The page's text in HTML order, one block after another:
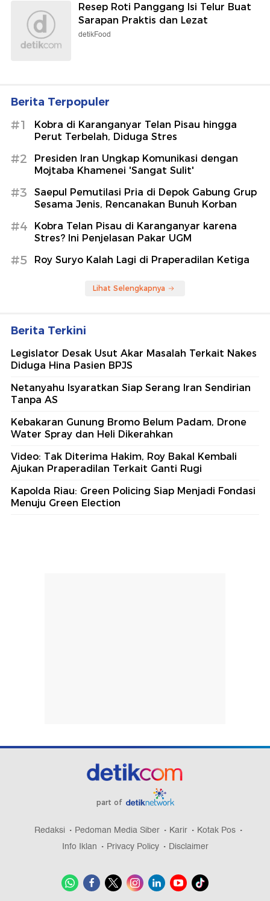
Resep Roti Panggang Isi Telur Buat
Sarapan Praktis dan Lezat
detikFood
Berita Terpopuler
#1
Kobra di Karanganyar Telan Pisau hingga
Perut Terbelah, Diduga Stres
#2
Presiden Iran Ungkap Komunikasi dengan
Mojtaba Khamenei 'Sangat Sulit'
#3
Saepul Pemutilasi Pria di Depok Gabung Grup
Sesama Jenis, Rencanakan Bunuh Korban
#4
Kobra Telan Pisau di Karanganyar karena
Stres? Ini Penjelasan Pakar UGM
#5 Roy Suryo Kalah Lagi di Praperadilan Ketiga
Lihat Selengkapnya
Berita Terkini
Legislator Desak Usut Akar Masalah Terkait Nakes
Diduga Hina Pasien BPJS
Netanyahu Isyaratkan Siap Serang Iran Sendirian
Tanpa AS
Kebakaran Gunung Bromo Belum Padam, Drone
Water Spray dan Heli Dikerahkan
Video: Tak Diterima Hakim, Roy Bakal Kembali
Ajukan Praperadilan Terkait Ganti Rugi
Kapolda Riau: Green Policing Siap Menjadi Fondasi
Menuju Green Election
part of
Redaksi Pedoman Media Siber Karir
Kotak Pos
Info Iklan
Privacy Policy Disclaimer